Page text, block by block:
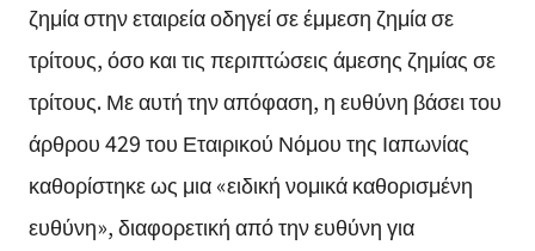
ζημία στην εταιρεία οδηγεί σε έμμεση ζημία σε
τρίτους, όσο και τις περιπτώσεις άμεσης ζημίας σε
τρίτους. Με αυτή την απόφαση, η ευθύνη βάσει του
άρθρου 429 του Εταιρικού Νόμου της Ιαπωνίας
καθορίστηκε ως μια «ειδική νομικά καθορισμένη
ευθύνη», διαφορετική από την ευθύνη για